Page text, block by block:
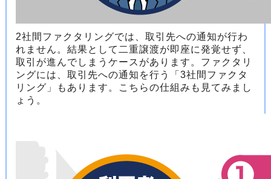
2社間ファクタリングでは、取引先への通知が行わ
れません。結果として二重譲渡が即座に発覚せず、
取引が進んでしまうケースがあります。ファクタリ
ングには、取引先への通知を行う「3社間ファクタ
リング」もあります。こちらの仕組みも見てみまし
ょう。